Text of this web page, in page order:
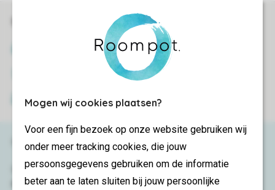
Mogen wij cookies plaatsen?
Voor een fijn bezoek op onze website gebruiken wij
onder meer tracking cookies, die jouw
persoonsgegevens gebruiken om de informatie
beter aan te laten sluiten bij jouw persoonlijke
Sicher und schnell zur Online-Buchung
SSL-Verschlüsselung
Sichere Datenübertragung
Sicheres Bezahlen
Haben Sie Fragen?
Schauen Sie sich die häufig gestellten
Fragenan oder kontaktieren Sie